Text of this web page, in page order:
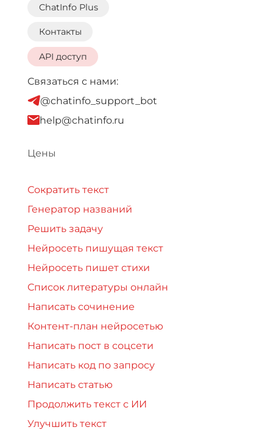
ChatInfo Plus
Контакты
API доступ
Связаться с нами:
@chatinfo_support_bot
help@chatinfo.ru
Цены
Сократить текст
Генератор названий
Решить задачу
Нейросеть пишущая текст
Нейросеть пишет стихи
Список литературы онлайн
Написать сочинение
Контент-план нейросетью
Написать пост в соцсети
Написать код по запросу
Написать статью
Продолжить текст с ИИ
Улучшить текст